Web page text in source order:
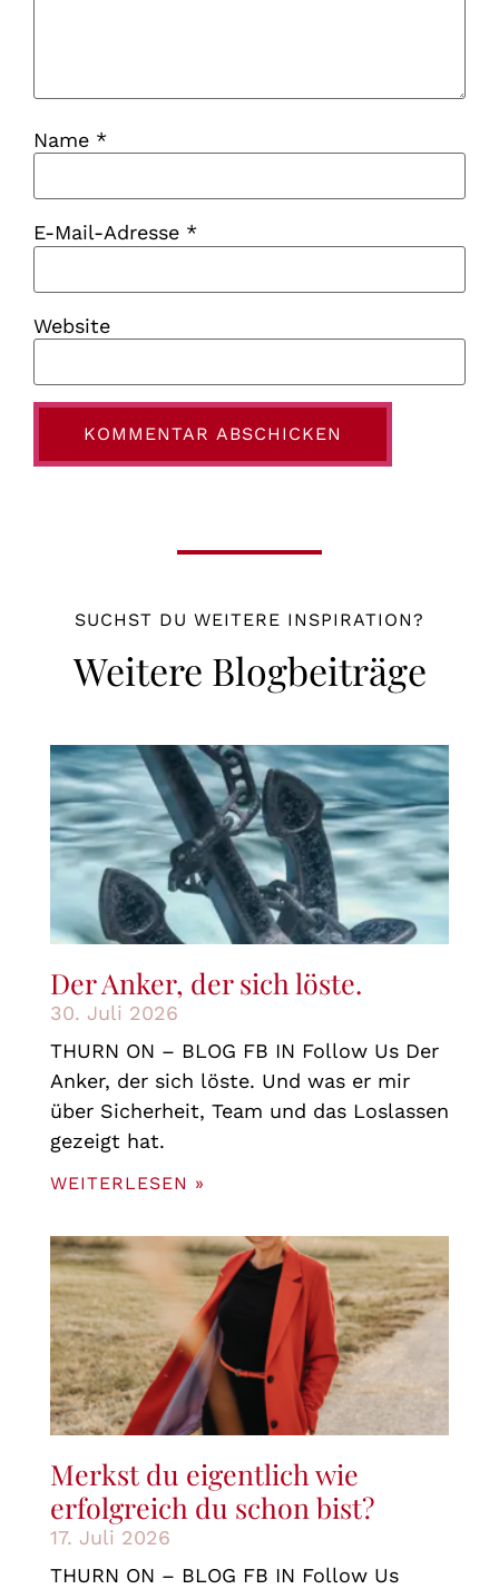
Name *
E-Mail-Adresse *
Website
SUCHST DU WEITERE INSPIRATION?
Weitere Blogbeiträge
Der Anker, der sich löste.
30. Juli 2026
THURN ON – BLOG FB IN Follow Us Der
Anker, der sich löste. Und was er mir
über Sicherheit, Team und das Loslassen
gezeigt hat.
WEITERLESEN »
Merkst du eigentlich wie
erfolgreich du schon bist?
17. Juli 2026
THURN ON – BLOG FB IN Follow Us